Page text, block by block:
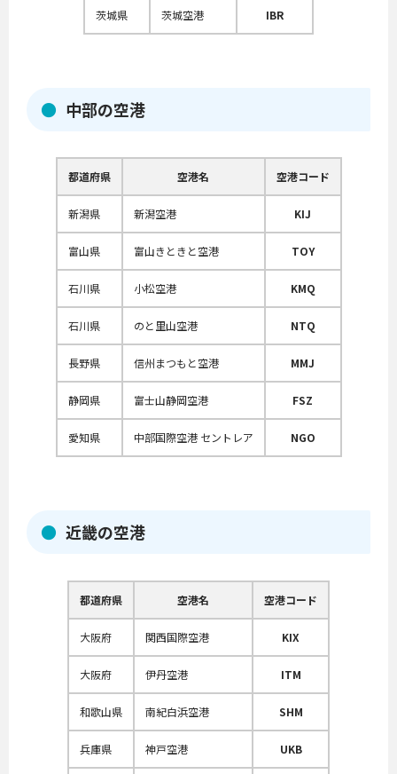
茨城県 茨城空港 IBR
中部の空港
都道府県 空港名 空港コード
新潟県 新潟空港 KIJ
富山県 富山きときと空港 TOY
石川県 小松空港 KMQ
石川県 のと里山空港 NTQ
長野県 信州まつもと空港 MMJ
静岡県 富士山静岡空港 FSZ
愛知県 中部国際空港 セントレア NGO
近畿の空港
都道府県 空港名 空港コード
大阪府 関西国際空港 KIX
大阪府 伊丹空港 ITM
和歌山県 南紀白浜空港 SHM
兵庫県 神戸空港 UKB